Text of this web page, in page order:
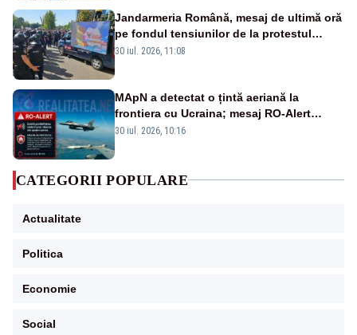
Jandarmeria Română, mesaj de ultimă oră
pe fondul tensiunilor de la protestul
masiv al fermierilor - VIDEO
30 iul. 2026, 11:08
MApN a detectat o țintă aeriană la
frontiera cu Ucraina; mesaj RO-Alert
transmis în județul Tulcea
30 iul. 2026, 10:16
CATEGORII POPULARE
Actualitate
Politica
Economie
Social